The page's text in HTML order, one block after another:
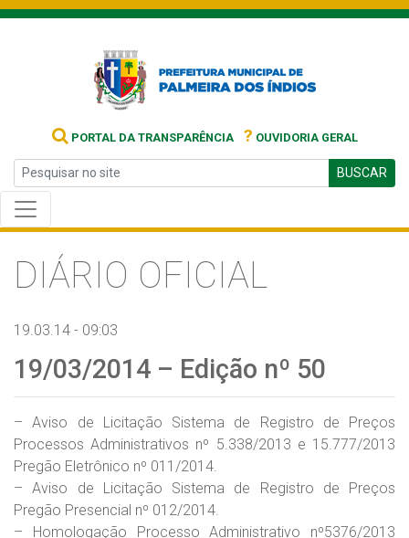
PORTAL DA TRANSPARÊNCIA ? OUVIDORIA GERAL
BUSCAR
DIÁRIO OFICIAL
19.03.14 - 09:03
19/03/2014 – Edição nº 50
– Aviso de Licitação Sistema de Registro de Preços
Processos Administrativos nº 5.338/2013 e 15.777/2013
Pregão Eletrônico nº 011/2014.
– Aviso de Licitação Sistema de Registro de Preços
Pregão Presencial nº 012/2014.
– Homologação Processo Administrativo nº5376/2013